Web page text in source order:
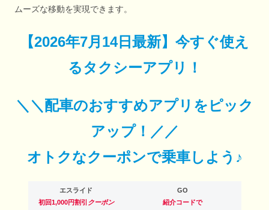
ムーズな移動を実現できます。
【2026年7月14日最新】 今すぐ使え
るタクシーアプリ！
＼＼配車のおすすめアプリをピック
アップ！／／
オトクなクーポンで乗車しよう♪
エスライド
初回1,000円割引 クーポン
GO
紹介コードで